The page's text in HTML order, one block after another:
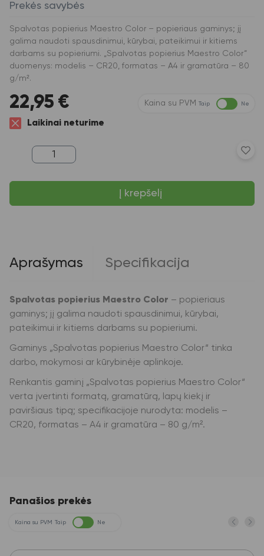
Prekės savybės
Spalvotas popierius Maestro Color – popieriaus gaminys; jį
galima naudoti spausdinimui, kūrybai, pateikimui ir kitiems
darbams su popieriumi. „Spalvotas popierius Maestro Color“
duomenys: modelis – CR20, formatas – A4 ir gramatūra – 80
g/m².
22,95 € Kaina su PVM Taip Ne
Laikinai neturime
produkto
kiekis:
popierius
Color,
spalvos,
500
Į krepšelį
Aprašymas Specifikacija
Spalvotas popierius Maestro Color – popieriaus
gaminys; jį galima naudoti spausdinimui, kūrybai,
pateikimui ir kitiems darbams su popieriumi.
Gaminys „Spalvotas popierius Maestro Color“ tinka
darbo, mokymosi ar kūrybinėje aplinkoje.
Renkantis gaminį „Spalvotas popierius Maestro Color“
verta įvertinti formatą, gramatūrą, lapų kiekį ir
paviršiaus tipą; specifikacijoje nurodyta: modelis –
CR20, formatas – A4 ir gramatūra – 80 g/m².
Panašios prekės
Kaina su PVM Taip Ne